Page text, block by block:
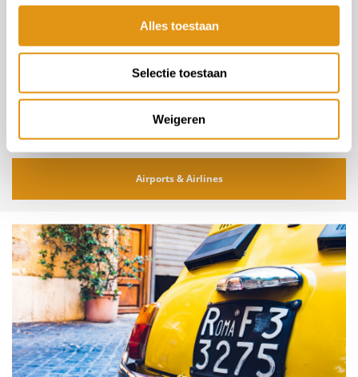
Alles toestaan
Selectie toestaan
Weigeren
Luchthaven(s) in Basilicata
Wanneer je naar Basilicata wilt vliegen zijn de luchthavens
vanBari of Napelsde meest gangbare luchthavens.
Airports & Airlines